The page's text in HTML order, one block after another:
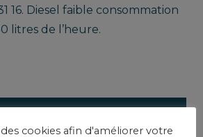
16. Diesel faible consommation
litres de l’heure.
cookies afin d'améliorer votre